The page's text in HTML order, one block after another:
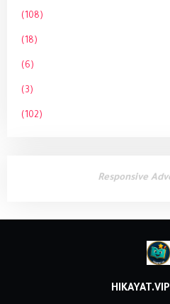
(108)
(18)
(6)
(3)
(102)
Responsive